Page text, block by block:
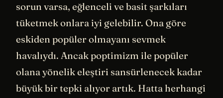
sorun varsa, eğlenceli ve basit şarkıları
tüketmek onlara iyi gelebilir. Ona göre
eskiden popüler olmayanı sevmek
havalıydı. Ancak poptimizm ile popüler
olana yönelik eleştiri sansürlenecek kadar
büyük bir tepki alıyor artık. Hatta herhangi